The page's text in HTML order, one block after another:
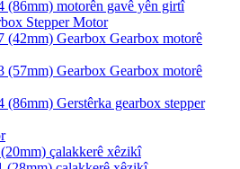
(86mm) motorên gavê yên girtî
Stepper Motor
(42mm) Gearbox Gearbox motorê
(57mm) Gearbox Gearbox motorê
(86mm) Gerstêrka gearbox stepper
çalakkerê xêzikî